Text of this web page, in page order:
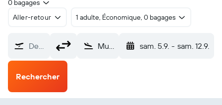
0 bagages
Aller-retour
1 adulte, Économique, 0 bagages
De… Mukah (MKM) sam. 5.9. - sam. 12.9.
Rechercher